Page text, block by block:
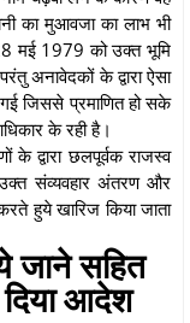
का मुआवजा का लाभ भी
मई 1979 को उक्त भूमि
अनावेदकों के द्वारा ऐसा
जिससे प्रमाणित हो सके
के रही है।
के द्वारा छलपूर्वक राजस्व
संव्यवहार अंतरण और
हुये खारिज किया जाता
जाने सहित
आदेश